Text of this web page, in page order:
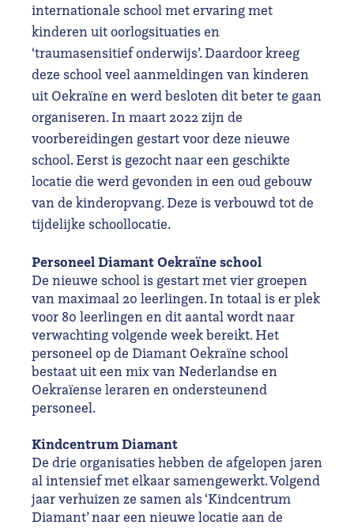
internationale school met ervaring met
kinderen uit oorlogsituaties en
‘traumasensitief onderwijs’. Daardoor kreeg
deze school veel aanmeldingen van kinderen
uit Oekraïne en werd besloten dit beter te gaan
organiseren. In maart 2022 zijn de
voorbereidingen gestart voor deze nieuwe
school. Eerst is gezocht naar een geschikte
locatie die werd gevonden in een oud gebouw
van de kinderopvang. Deze is verbouwd tot de
tijdelijke schoollocatie.
Personeel Diamant Oekraïne school
De nieuwe school is gestart met vier groepen
van maximaal 20 leerlingen. In totaal is er plek
voor 80 leerlingen en dit aantal wordt naar
verwachting volgende week bereikt. Het
personeel op de Diamant Oekraïne school
bestaat uit een mix van Nederlandse en
Oekraïense leraren en ondersteunend
personeel.
Kindcentrum Diamant
De drie organisaties hebben de afgelopen jaren
al intensief met elkaar samengewerkt. Volgend
jaar verhuizen ze samen als ‘Kindcentrum
Diamant’ naar een nieuwe locatie aan de